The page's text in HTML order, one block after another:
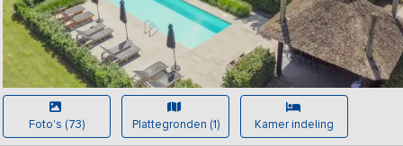
Foto's (73) Plattegronden (1) Kamer indeling